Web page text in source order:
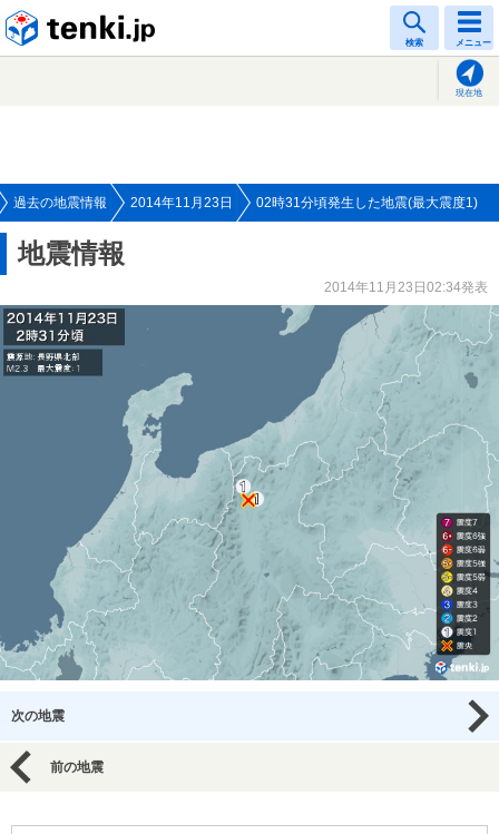
検索 メニュー
現在地
過去の地震情報 2014年11月23日 02時31分頃発生した地震(最大震度1)
地震情報
2014年11月23日02:34発表
次の地震
前の地震